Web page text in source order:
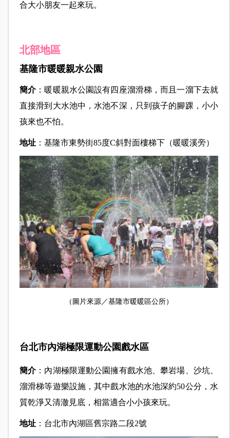
合大小朋友一起來玩。
北部地區
基隆市暖暖親水公園
簡介：暖暖親水公園設有四座溜滑梯，而且一溜下去就
直接滑到大水池中，水池不深，只到孩子的腳踝，小小
孩來也不怕。
地址：基隆市東勢街85度C斜對面樓梯下（暖暖溪旁）
（圖片來源／基隆市暖暖區公所）
台北市內湖極限運動公園戲水區
簡介：內湖極限運動公園擁有戲水池、攀岩場、沙坑、
溜滑梯等遊樂設施，其中戲水池的水池深約50公分，水
質乾淨又清澈見底，相當適合小小孩來玩。
地址：台北市內湖區舊宗路二段2號